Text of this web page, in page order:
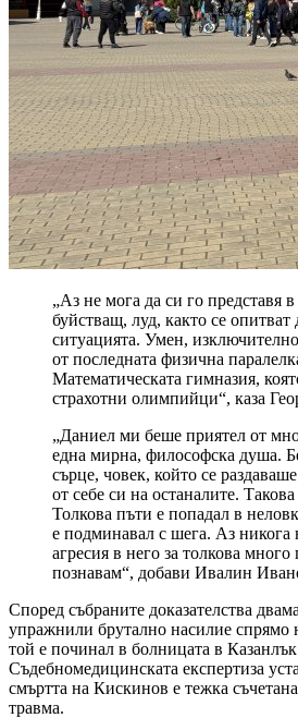
„Аз не мога да си го представя
буйстващ, луд, както се опитват
ситуацията. Умен,
от последната физична
Математическата гимназия,
страхотни олимпийци“, каза
„Даниел ми беше приятел от
една мирна, философска душа.
сърце, човек, който се
от себе си на останалите.
Толкова пъти е попадал в
е подминавал с шега. Аз никога
агресия в него за толкова
познавам“, добави Ивалин
Според събраните доказателства
упражнили брутално насилие спрямо
той е починал в болницата в Казанлък
Съдебномедицинската експертиза
смъртта на Кискинов е тежка
травма.